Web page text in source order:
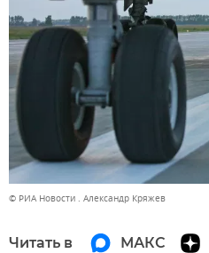
© РИА Новости . Александр Кряжев
Читать в МАКС